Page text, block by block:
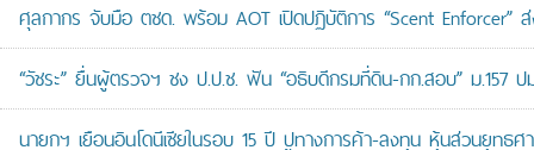
ศุลกากร จับมือ ตชด. พร้อม AOT เปิดปฏิบัติการ “Scent Enforcer”
“วัชระ” ยื่นผู้ตรวจฯ ชง ป.ป.ช. ฟัน “อธิบดีกรมที่ดิน-กก.สอบ” ม.157 ป
นายกฯ เยือนอินโดนีเซียในรอบ 15 ปี ปูทางการค้า-ลงทุน หุ้นส่วนยุทธศ